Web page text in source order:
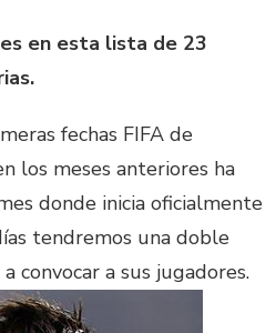
en esta lista de 23
fechas FIFA de
los meses anteriores ha
donde inicia oficialmente
tendremos una doble
convocar a sus jugadores.